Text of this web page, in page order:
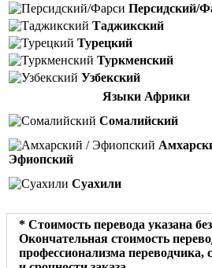
Персидский/
Таджикский
Турецкий
Туркменский
Узбекский
Языки Африки
Сомалийский
Эфиопский
Суахили
* Стоимость перевода указана
Окончательная стоимость
профессионализма переводчика,